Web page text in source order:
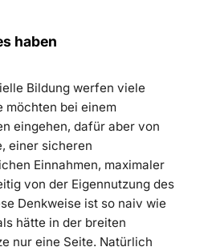
haben
Bildung werfen viele
möchten bei einem
eingehen, dafür aber von
einer sicheren
Einnahmen, maximaler
von der Eigennutzung des
Denkweise ist so naiv wie
hätte in der breiten
nur eine Seite. Natürlich